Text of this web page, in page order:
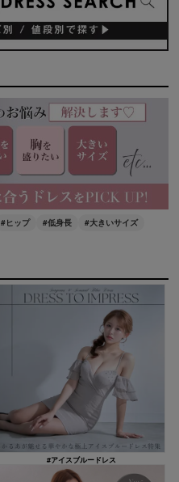
#ヒップ #低身長 #大きいサイズ
#アイスブルードレス